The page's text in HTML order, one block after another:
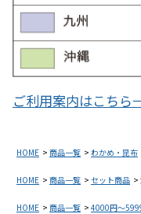
ご利用案内はこち
HOME 商品一覧 わかめ・昆布
HOME 商品一覧 セット商品
HOME 商品一覧 4000円～